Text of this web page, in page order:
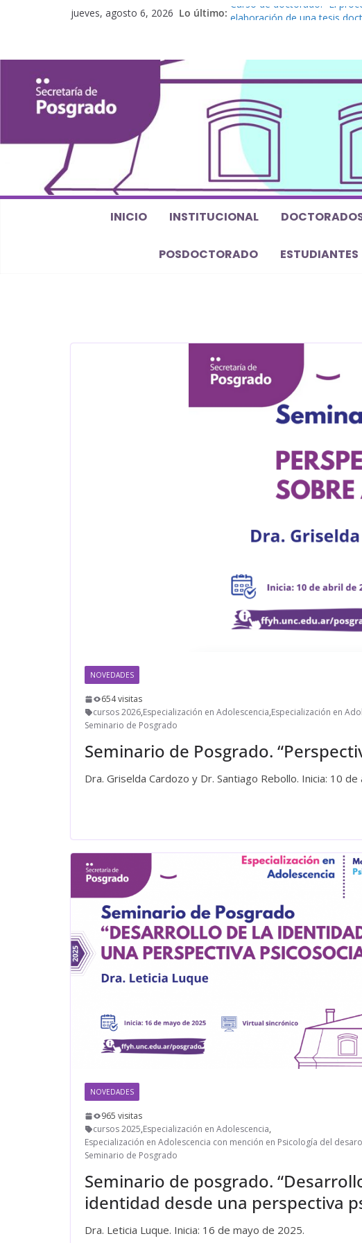
jueves, agosto 6, 2026 Lo último: Curso de doctorado. “El
Defensas de Tesis y
Curso de doctorado.
perspectiva algebraica”
INICIO INSTITUCIONAL
POSDOCTORADO ESTUDIANTES
NOVEDADES
654 visitas
cursos 2026,Especialización en Adolescencia,Especialización en
Seminario de Posgrado
Seminario de Posgrado.
Dra. Griselda Cardozo y Dr. Santiago Rebollo. Inicia: 10 de
NOVEDADES
965 visitas
cursos 2025,Especialización en Adolescencia,
Especialización en Adolescencia con mención en Psicología del
Seminario de Posgrado
Seminario de posgrado.
identidad desde una perspectiva
Dra. Leticia Luque. Inicia: 16 de mayo de 2025.